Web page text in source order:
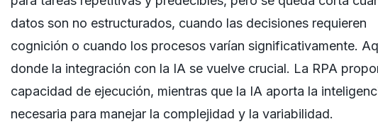
datos son no estructurados, cuando las decisiones requieren
cognición o cuando los procesos varían significativamente.
donde la integración con la IA se vuelve crucial. La RPA
capacidad de ejecución, mientras que la IA aporta la
necesaria para manejar la complejidad y la variabilidad.